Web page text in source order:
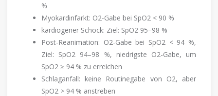
%
Myokardinfarkt: O2-Gabe bei SpO2 < 90 %
kardiogener Schock: Ziel: SpO2 95–98 %
Post-Reanimation: O2-Gabe bei SpO2 < 94 %,
Ziel: SpO2 94–98 %, niedrigste O2-Gabe, um
SpO2 ≥ 94 % zu erreichen
Schlaganfall: keine Routinegabe von O2, aber
SpO2 > 94 % anstreben